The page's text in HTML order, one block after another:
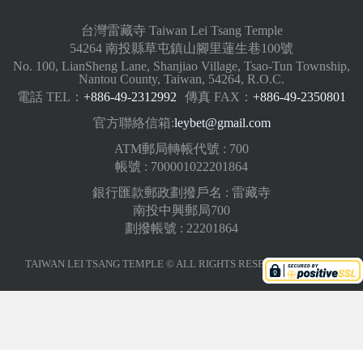
台灣雷藏寺 Taiwan Lei Tsang Temple
54264 南投縣草屯鎮山腳里蓮生巷100號
No. 100, LianSheng Lane, Shanjiao Village, Tsao-Tun Township,
Nantou County, Taiwan, 54264, R.O.C.
電話 TEL： +886-49-2312992 傳真 FAX： +886-49-2350801
官方聯絡信箱:leybet@gmail.com
ATM郵局轉帳代號 : 700
帳號 : 700001022201864
銀行匯款郵政劃撥戶名 : 雷藏寺
南投中興郵局700
劃撥帳號 : 22201864
TAIWAN LEI TSANG TEMPLE © ALL RIGHTS RESERVED.版權聲明